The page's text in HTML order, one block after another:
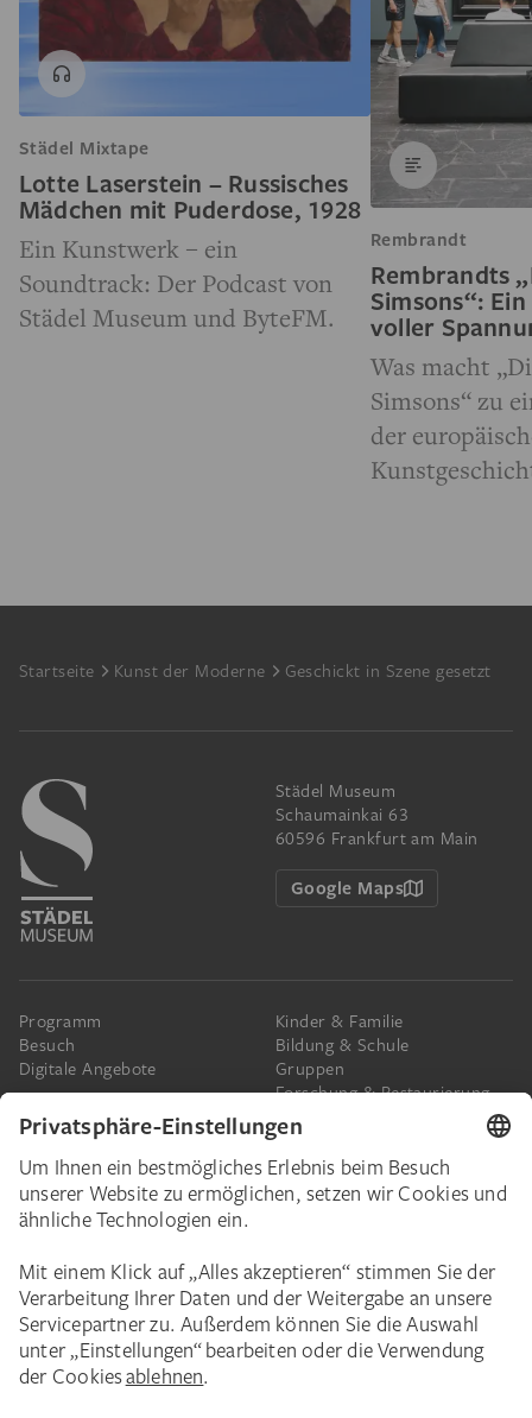
Städel Mixtape
Lotte Laserstein – Russisches
Mädchen mit Puderdose, 1928
Ein Kunstwerk – ein
Soundtrack: Der Podcast von
Städel Museum und ByteFM.
Rembrandt
Rembrandts
Simsons“:
voller
Was macht
Simsons“ zu
der
Footer
Startseite Kunst der Moderne Geschickt in Szene gesetzt
Städel Museum
Schaumainkai 63
60596 Frankfurt am Main
Google Maps
Programm
Besuch
Digitale Angebote
Kinder & Familie
Bildung & Schule
Gruppen
Forschung & Restaurierung
Presse
Das Städel
Spenden
Schenkungen & Nachlass
Corporate Events
Städelverein
Karriere
Städel Stories
Newsletter